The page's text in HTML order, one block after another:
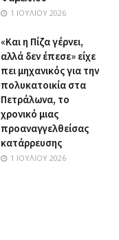
1 ΙΟΥΛΊΟΥ 2026
«Και η Πίζα γέρνει,
αλλά δεν έπεσε» είχε
πει μηχανικός για την
πολυκατοικία στα
Πετράλωνα, το
χρονικό μιας
προαναγγελθείσας
κατάρρευσης
1 ΙΟΥΛΊΟΥ 2026